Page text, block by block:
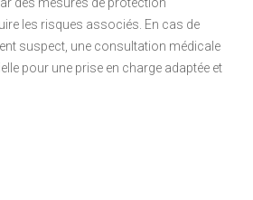
les risques associés. En cas de
suspect, une consultation médicale
pour une prise en charge adaptée et